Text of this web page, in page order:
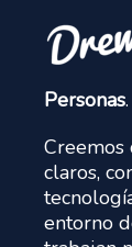
Personas.
Creemos
claros,
entorno